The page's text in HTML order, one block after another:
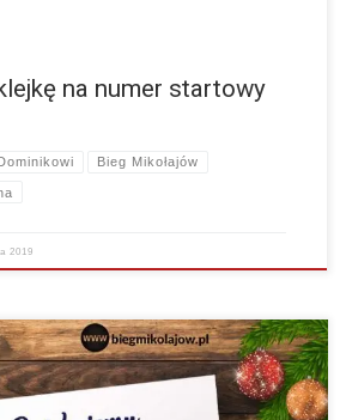
na numer startowy
Bieg Mikołajów
2019